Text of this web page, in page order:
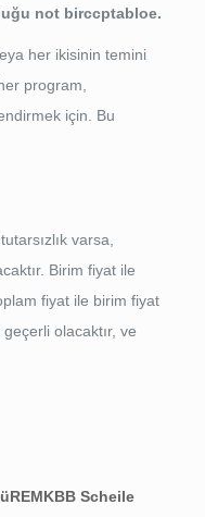
not birccptabloe.
her ikisinin temini
program,
için. Bu
varsa,
Birim fiyat ile
fiyat ile birim fiyat
olacaktır, ve
REMKBB Scheile